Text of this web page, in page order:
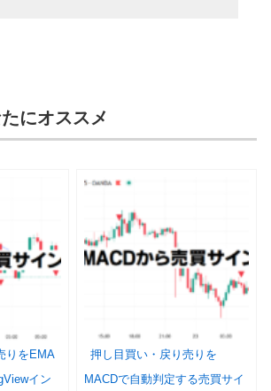
にオススメ
りをEMA
イン
押し目買い・戻り売りを
MACDで自動判定する売買サイ